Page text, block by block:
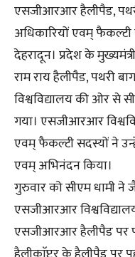
एसजीआरआर हैलीपैड,
अधिकारियों एवम् फैकल्टी
देहरादून। प्रदेश के
राम राय हैलीपैड, पथरी
विश्वविद्यालय की ओर से
गया। एसजीआरआर
एवम् फैकल्टी सदस्यों ने
एवम् अभिनंदन किया।
गुरुवार को सीएम धामी ने
एसजीआरआर
एसजीआरआर हैलीपैड पर